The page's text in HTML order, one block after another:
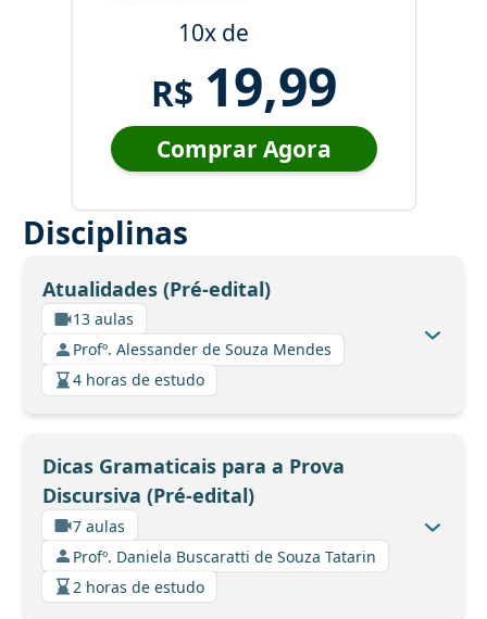
10x de
R$ 19,99
Comprar Agora
Disciplinas
Atualidades (Pré-edital)
13 aulas
Profº. Alessander de Souza Mendes
4 horas de estudo
Dicas Gramaticais para a Prova
Discursiva (Pré-edital)
7 aulas
Profº. Daniela Buscaratti de Souza Tatarin
2 horas de estudo